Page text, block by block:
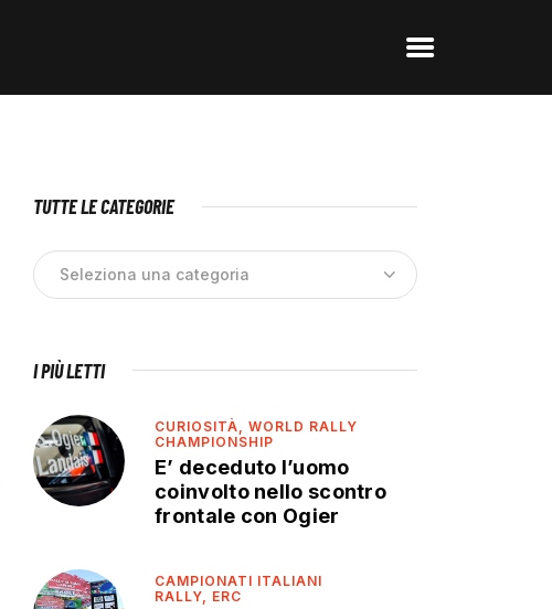
TUTTE LE CATEGORIE
I PIÙ LETTI
CURIOSITÀ,WORLD RALLY
CHAMPIONSHIP
E’ deceduto l’uomo
coinvolto nello scontro
frontale con Ogier
CAMPIONATI ITALIANI
RALLY, ERC